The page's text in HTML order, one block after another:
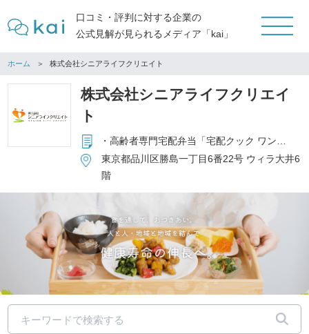
口コミ・評判に対する企業の
公式見解が見られるメディア「kai」
ホーム 株式会社シニアライフクリエイト
株式会社シニアライフクリエイ
ト
・高齢者専門宅配弁当「宅配クック ワン・ツゥ・スリー」 フランチャイズ本部の運営 ・高齢者施設向食材卸事業「特助くん」の運営 ・高齢者向コミュニティサロン「昭和浪漫倶楽部」フランチャイズ本部の運営 ・高齢者施設向厨房受託事業「結の台所」の運営 ・個人向通販事業「健康直球便」の運営
東京都品川区勝島一丁目6番22号 ウィラ大井6
階